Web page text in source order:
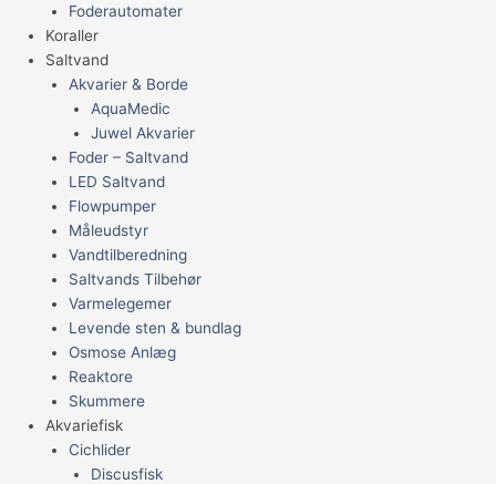
Foderautomater
Koraller
Saltvand
Akvarier & Borde
AquaMedic
Juwel Akvarier
Foder – Saltvand
LED Saltvand
Flowpumper
Måleudstyr
Vandtilberedning
Saltvands Tilbehør
Varmelegemer
Levende sten & bundlag
Osmose Anlæg
Reaktore
Skummere
Akvariefisk
Cichlider
Discusfisk